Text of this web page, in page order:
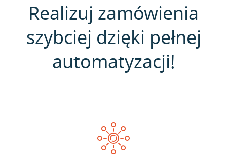
Realizuj zamówienia
szybciej dzięki pełnej
automatyzacji!